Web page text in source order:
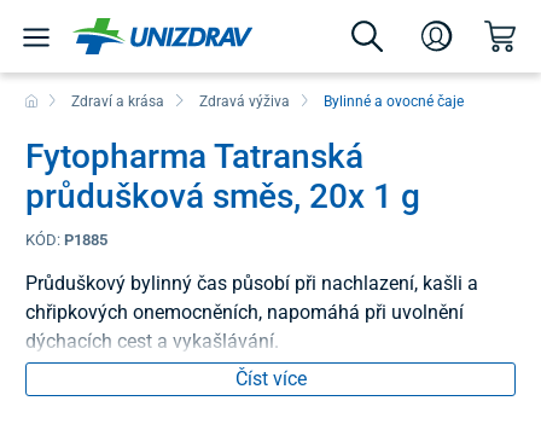
Zdraví a krása Zdravá výživa Bylinné a ovocné čaje
Fytopharma Tatranská
průdušková směs, 20x 1 g
KÓD: P1885
Průduškový bylinný čas působí při nachlazení, kašli a
chřipkových onemocněních, napomáhá při uvolnění
dýchacích cest a vykašlávání.
Číst více